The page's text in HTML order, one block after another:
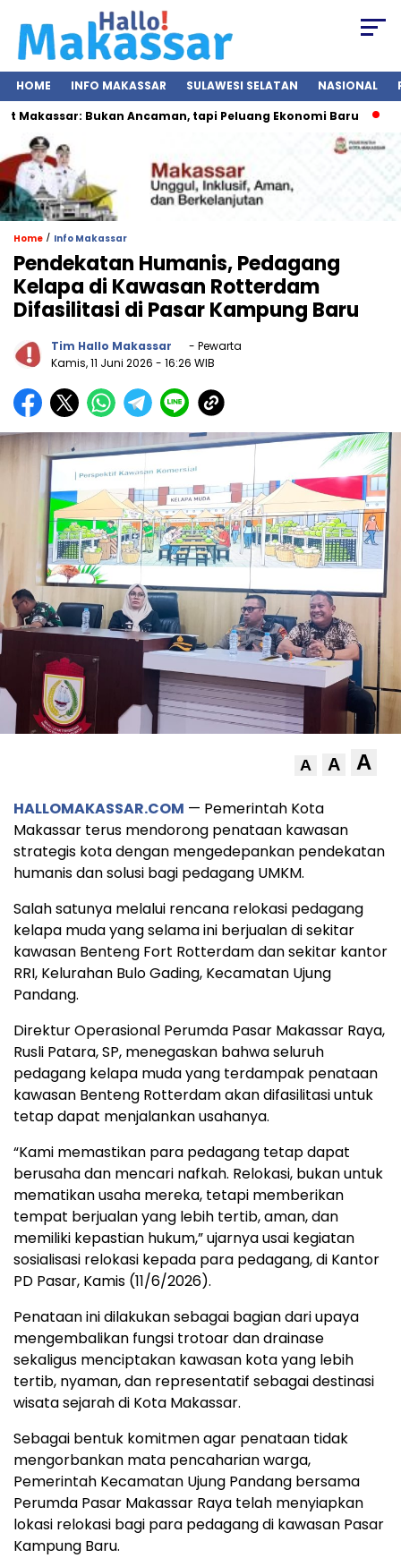
HOME INFO MAKASSAR SULAWESI SELATAN NASIONAL
Bukan Ancaman, tapi Peluang Ekonomi Baru
IGS
Home / Info Makassar
Pendekatan Humanis, Pedagang
Kelapa di Kawasan Rotterdam
Difasilitasi di Pasar Kampung Baru
Tim Hallo Makassar
- Pewarta
Kamis, 11 Juni 2026 - 16:26 WIB
A A A
HALLOMAKASSAR.COM — Pemerintah Kota
Makassar terus mendorong penataan kawasan
strategis kota dengan mengedepankan pendekatan
humanis dan solusi bagi pedagang UMKM.
Salah satunya melalui rencana relokasi pedagang
kelapa muda yang selama ini berjualan di sekitar
kawasan Benteng Fort Rotterdam dan sekitar kantor
RRI, Kelurahan Bulo Gading, Kecamatan Ujung
Pandang.
Direktur Operasional Perumda Pasar Makassar Raya,
Rusli Patara, SP, menegaskan bahwa seluruh
pedagang kelapa muda yang terdampak penataan
kawasan Benteng Rotterdam akan difasilitasi untuk
tetap dapat menjalankan usahanya.
“Kami memastikan para pedagang tetap dapat
berusaha dan mencari nafkah. Relokasi, bukan untuk
mematikan usaha mereka, tetapi memberikan
tempat berjualan yang lebih tertib, aman, dan
memiliki kepastian hukum,” ujarnya usai kegiatan
sosialisasi relokasi kepada para pedagang, di Kantor
PD Pasar, Kamis (11/6/2026).
Penataan ini dilakukan sebagai bagian dari upaya
mengembalikan fungsi trotoar dan drainase
sekaligus menciptakan kawasan kota yang lebih
tertib, nyaman, dan representatif sebagai destinasi
wisata sejarah di Kota Makassar.
Sebagai bentuk komitmen agar penataan tidak
mengorbankan mata pencaharian warga,
Pemerintah Kecamatan Ujung Pandang bersama
Perumda Pasar Makassar Raya telah menyiapkan
lokasi relokasi bagi para pedagang di kawasan Pasar
Kampung Baru.